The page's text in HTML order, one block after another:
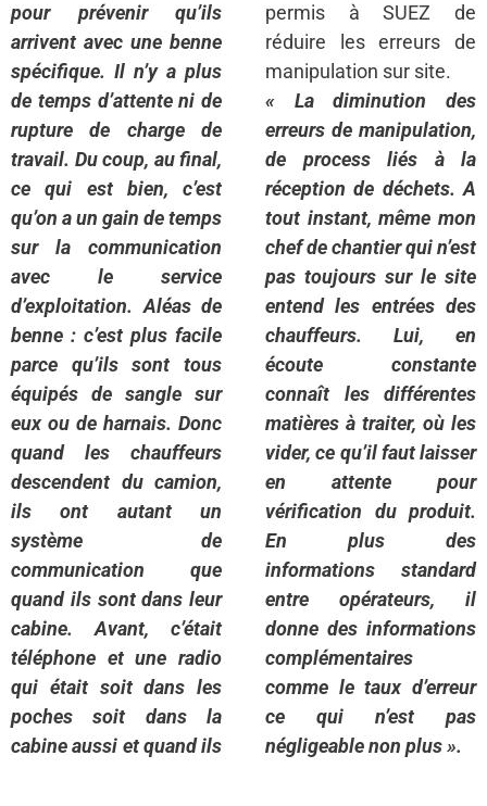
pour prévenir qu’ils
arrivent avec une benne
spécifique. Il n’y a plus
de temps d’attente ni de
rupture de charge de
travail. Du coup, au final,
ce qui est bien, c’est
qu’on a un gain de temps
sur la communication
avec le service
d’exploitation. Aléas de
benne : c’est plus facile
parce qu’ils sont tous
équipés de sangle sur
eux ou de harnais. Donc
quand les chauffeurs
descendent du camion,
ils ont autant un
système de
communication que
quand ils sont dans leur
cabine. Avant, c’était
téléphone et une radio
qui était soit dans les
poches soit dans la
cabine aussi et quand ils
permis à SUEZ de
réduire les erreurs de
manipulation sur site.
« La diminution des
erreurs de manipulation,
de process liés à la
réception de déchets. A
tout instant, même mon
chef de chantier qui n’est
pas toujours sur le site
entend les entrées des
chauffeurs. Lui, en
écoute constante
connaît les différentes
matières à traiter, où les
vider, ce qu’il faut laisser
en attente pour
vérification du produit.
En plus des
informations standard
entre opérateurs, il
donne des informations
complémentaires
comme le taux d’erreur
ce qui n’est pas
négligeable non plus ».